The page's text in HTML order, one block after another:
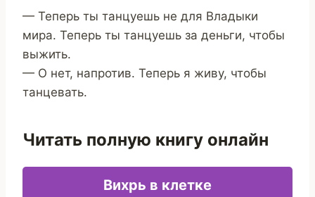
— Теперь ты танцуешь не для Владыки
мира. Теперь ты танцуешь за деньги, чтобы
выжить.
— О нет, напротив. Теперь я живу, чтобы
танцевать.
Читать полную книгу онлайн
Вихрь в клетке